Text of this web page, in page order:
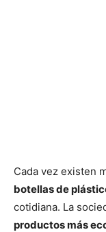
Cada vez existen
botellas de
cotidiana. La
productos más